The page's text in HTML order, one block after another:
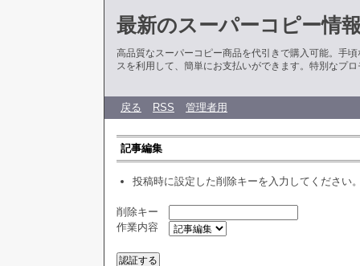
最新のスーパーコピー情
高品質なスーパーコピー商品を代引きで購入可能。手
スを利用して、簡単にお支払いができます。特別なプ
戻る RSS 管理者用
記事編集
投稿時に設定した削除キーを入力してください
削除キー
作業内容